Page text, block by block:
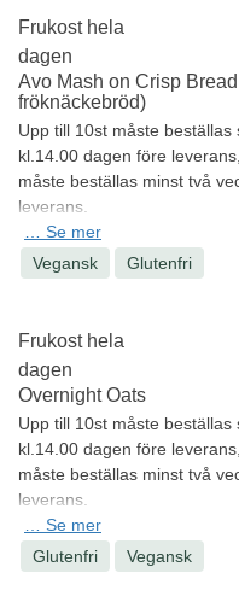
Frukost hela
dagen
Avo Mash on Crisp
fröknäckebröd)
Upp till 10st måste beställas
kl.14.00 dagen före
måste beställas minst två
leverans.
Avocado mash with lemon,
flakes, sea salt & sesame
Served on crisp bread, made
seeds
Allergener:
Minsta antal: 1 st
… Se mer
Vegansk
Glutenfri
Frukost hela
dagen
Overnight Oats
Upp till 10st måste beställas
kl.14.00 dagen före
måste beställas minst två
leverans.
Oats, oat milk, cinnamon,
seeds - topped with a
compote, nut granola.
… Se mer
Glutenfri
Vegansk